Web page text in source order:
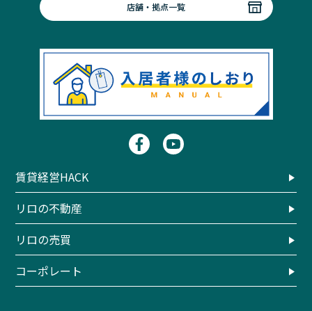
店舗・拠点一覧
コーポレート
リロの不動産
賃貸経営HACK
リロの売買